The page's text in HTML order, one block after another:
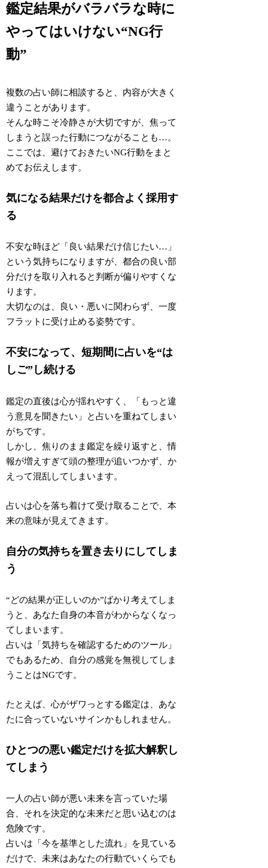
鑑定結果がバラバラな時に
やってはいけない“NG行
動”
複数の占い師に相談すると、内容が大きく
違うことがあります。
そんな時こそ冷静さが大切ですが、焦って
しまうと誤った行動につながることも…。
ここでは、避けておきたいNG行動をまと
めてお伝えします。
気になる結果だけを都合よく採用す
る
不安な時ほど「良い結果だけ信じたい…」
という気持ちになりますが、都合の良い部
分だけを取り入れると判断が偏りやすくな
ります。
大切なのは、良い・悪いに関わらず、一度
フラットに受け止める姿勢です。
不安になって、短期間に占いを“は
しご”し続ける
鑑定の直後は心が揺れやすく、「もっと違
う意見を聞きたい」と占いを重ねてしまい
がちです。
しかし、焦りのまま鑑定を繰り返すと、情
報が増えすぎて頭の整理が追いつかず、か
えって混乱してしまいます。
占いは心を落ち着けて受け取ることで、本
来の意味が見えてきます。
自分の気持ちを置き去りにしてしま
う
“どの結果が正しいのか”ばかり考えてしま
うと、あなた自身の本音がわからなくなっ
てしまいます。
占いは「気持ちを確認するためのツール」
でもあるため、
自分の感覚を無視してしま
うことはNGです。
たとえば、心がザワっとする鑑定は、あな
たに合っていないサインかもしれません。
ひとつの悪い鑑定だけを拡大解釈し
てしまう
一人の占い師が悪い未来を言っていた場
合、 それを決定的な未来だと思い込むのは
危険です。
占いは「今を基準とした流れ」を見ている
だけで、未来はあなたの行動でいくらでも